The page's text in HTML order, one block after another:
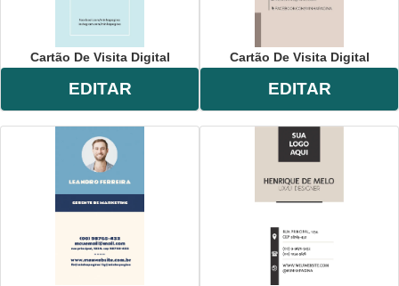
Cartão De Visita Digital
EDITAR
Cartão De Visita Digital
EDITAR